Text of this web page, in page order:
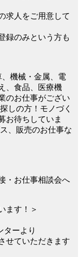
求人をご用意して
録のみという方も
機械・金属、電
、食品、医療機
のお仕事がござい
しの方！モノづく
お待ちしていま
、販売のお仕事な
・お仕事相談会へ
ます！＞
ターより
せていただきます